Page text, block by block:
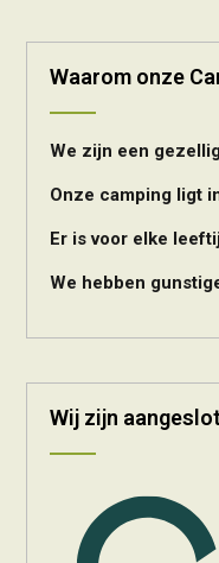
Waarom onze
We zijn een
Onze camping ligt
Er is voor elke
We hebben
Wij zijn